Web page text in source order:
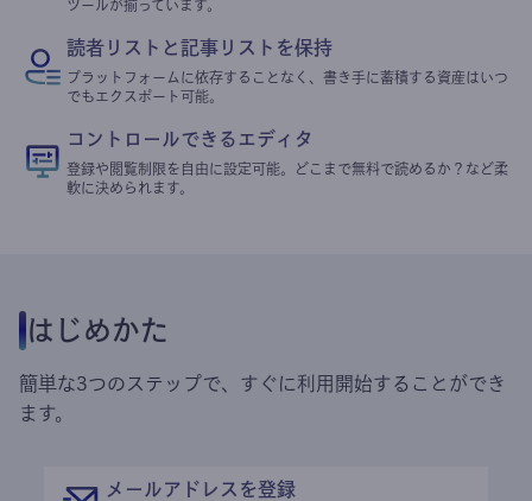
ツールが揃っています。
読者リストと記事リストを保持
プラットフォームに依存することなく、書き手に蓄積する資産はいつ
でもエクスポート可能。
コントロールできるエディタ
登録や閲覧制限を自由に設定可能。どこまで無料で読めるか？など柔
軟に決められます。
はじめかた
簡単な3つのステップで、すぐに利用開始することができ
ます。
メールアドレスを登録